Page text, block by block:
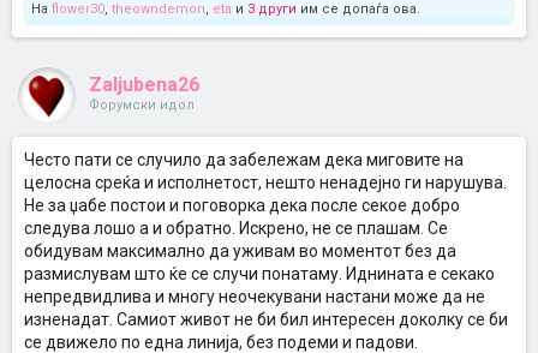
На flower30, theowndemon, eta и 3 други им се допаѓа ова.
Zaljubena26
Форумски идол
Често пати се случило да забележам дека миговите на
целосна среќа и исполнетост, нешто ненадејно ги нарушува.
Не за џабе постои и поговорка дека после секое добро
следува лошо а и обратно. Искрено, не се плашам. Се
обидувам максимално да уживам во моментот без да
размислувам што ќе се случи понатаму. Иднината е секако
непредвидлива и многу неочекувани настани може да не
изненадат. Самиот живот не би бил интересен доколку се би
се движело по една линија, без подеми и падови.